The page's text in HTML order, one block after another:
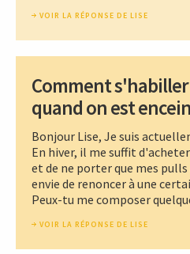
VOIR LA RÉPONSE DE LISE
Comment
quand on est
Bonjour Lise, Je suis
En hiver, il me suffit
et de ne porter que mes
envie de renoncer à une
Peux-tu me composer
VOIR LA RÉPONSE DE LISE